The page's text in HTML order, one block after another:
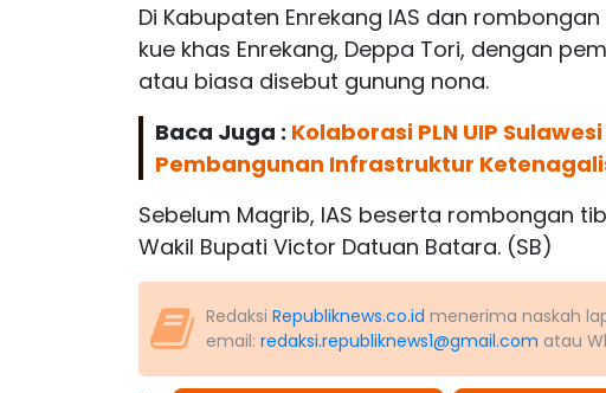
Di Kabupaten Enrekang IAS dan
kue khas Enrekang, Deppa Tori, dengan
atau biasa disebut gunung nona.
Baca Juga : Kolaborasi PLN UIP
Pembangunan Infrastruktur
Sebelum Magrib, IAS beserta rombongan
Wakil Bupati Victor Datuan Batara. (SB)
Redaksi Republiknews.co.id menerima naskah
email: redaksi.republiknews1@gmail.com atau